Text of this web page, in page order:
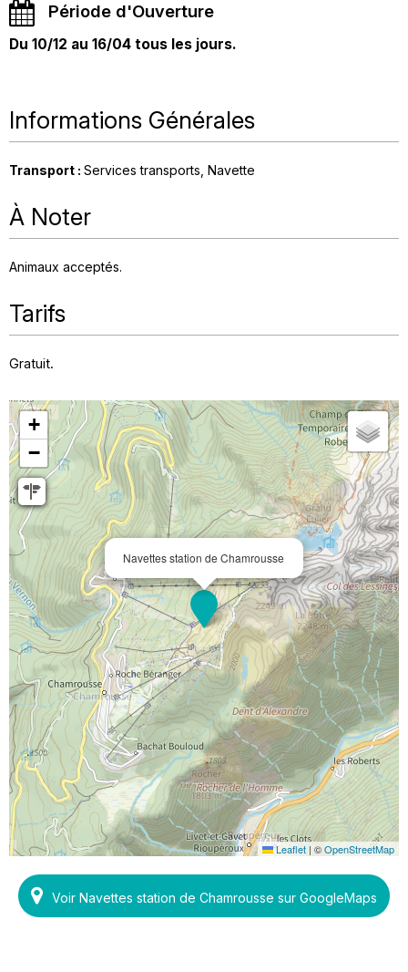
Période d'Ouverture
Du 10/12 au 16/04 tous les jours.
Informations Générales
Transport : Services transports Navette
À Noter
Animaux acceptés
Tarifs
Gratuit.
Navettes station de Chamrousse
+
−
Leaflet | ©OpenStreetMap
Voir Navettes station de Chamrousse sur GoogleMaps